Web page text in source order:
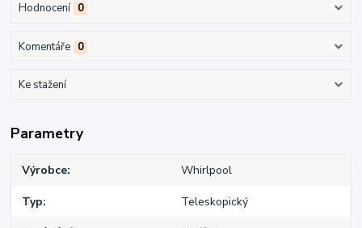
Hodnocení 0
Komentáře 0
Ke stažení
Parametry
Výrobce Whirlpool
Typ Teleskopický